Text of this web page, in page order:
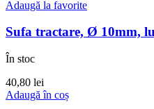
Adaugă la favorite
Sufa tractare, Ø 10mm,
În stoc
40,80 lei
Adaugă în coș